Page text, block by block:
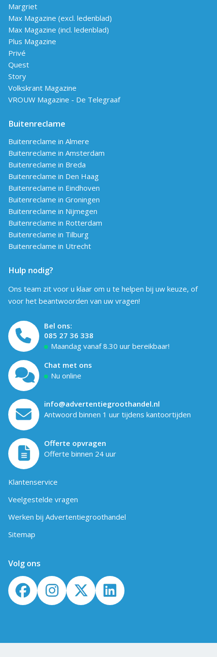
Margriet
Max Magazine (excl. ledenblad)
Max Magazine (incl. ledenblad)
Plus Magazine
Privé
Quest
Story
Volkskrant Magazine
VROUW Magazine - De Telegraaf
Buitenreclame
Buitenreclame in Almere
Buitenreclame in Amsterdam
Buitenreclame in Breda
Buitenreclame in Den Haag
Buitenreclame in Eindhoven
Buitenreclame in Groningen
Buitenreclame in Nijmegen
Buitenreclame in Rotterdam
Buitenreclame in Tilburg
Buitenreclame in Utrecht
Hulp nodig?
Ons team zit voor u klaar om u te helpen bij uw keuze, of
voor het beantwoorden van uw vragen!
Bel ons:
085 27 36 338
Maandag vanaf 8.30 uur bereikbaar!
Chat met ons
Nu online
info@advertentiegroothandel.nl
Antwoord binnen 1 uur tijdens kantoortijden
Offerte opvragen
Offerte binnen 24 uur
Klantenservice
Veelgestelde vragen
Werken bij Advertentiegroothandel
Sitemap
Volg ons